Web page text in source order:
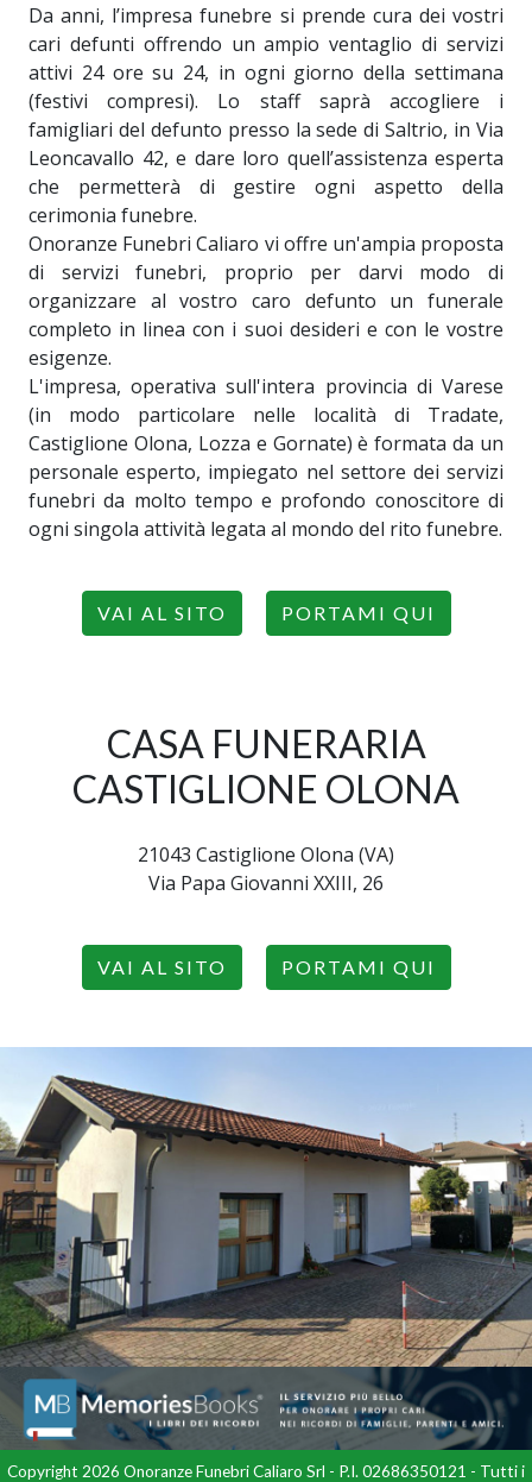
Da anni, l’impresa funebre si prende cura dei vostri
cari defunti offrendo un ampio ventaglio di servizi
attivi 24 ore su 24, in ogni giorno della settimana
(festivi compresi). Lo staff saprà accogliere i
famigliari del defunto presso la sede di Saltrio, in Via
Leoncavallo 42, e dare loro quell’assistenza esperta
che permetterà di gestire ogni aspetto della
cerimonia funebre.
Onoranze Funebri Caliaro vi offre un'ampia proposta
di servizi funebri, proprio per darvi modo di
organizzare al vostro caro defunto un funerale
completo in linea con i suoi desideri e con le vostre
esigenze.
L'impresa, operativa sull'intera provincia di Varese
(in modo particolare nelle località di Tradate,
Castiglione Olona, Lozza e Gornate) è formata da un
personale esperto, impiegato nel settore dei servizi
funebri da molto tempo e profondo conoscitore di
ogni singola attività legata al mondo del rito funebre.
VAI AL SITO PORTAMI QUI
CASA FUNERARIA
CASTIGLIONE OLONA
21043 Castiglione Olona (VA)
Via Papa Giovanni XXIII, 26
VAI AL SITO PORTAMI QUI
Copyright 2026 Onoranze Funebri Caliaro Srl - P.I. 02686350121 - Tutti i